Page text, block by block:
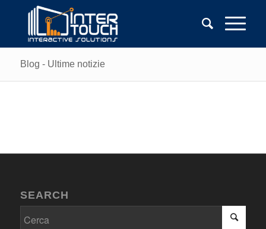
Blog - Ultime notizie
SEARCH